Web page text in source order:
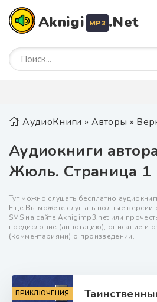
Aknigi MP3 .Net
АудиоКниги » Авторы »
Аудиокниги
Жюль. Страница 1
Тут можно слушать бесплатно
Еще Вы можете слушать полные версии
SMS на сайте Аknigimp3.net или
предисловие (аннотацию), описание и
(комментариями) о произведении.
ПРИКЛЮЧЕНИЯ